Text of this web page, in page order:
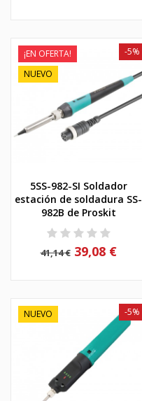
¡EN OFERTA!
NUEVO
5SS-982-SI Soldador
estación de soldadura SS-
982B de Proskit
41,14 €
-5%
39,08 €
NUEVO -5%